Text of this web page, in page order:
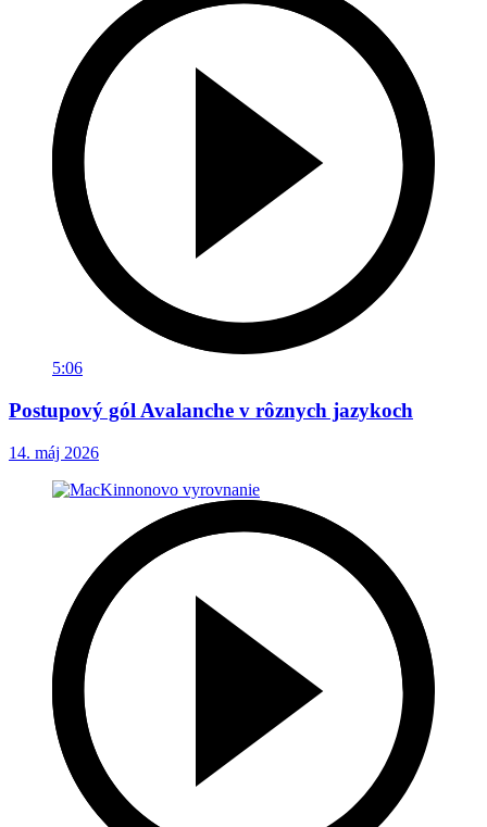
5:06
Postupový gól Avalanche v rôznych jazykoch
14. máj 2026